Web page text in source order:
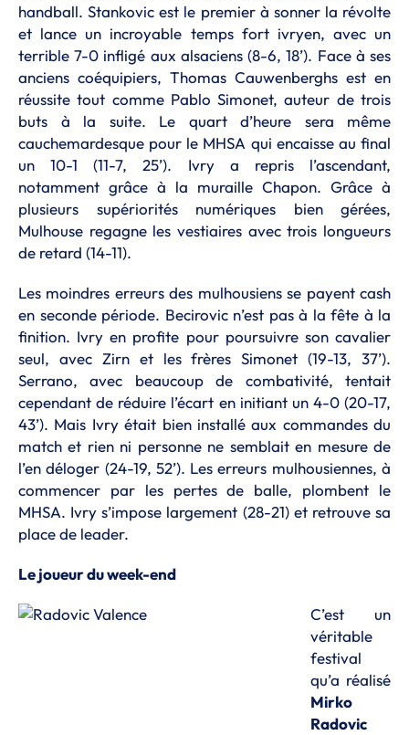
handball. Stankovic est le premier à sonner la révolte
et lance un incroyable temps fort ivryen, avec un
terrible 7-0 infligé aux alsaciens (8-6, 18’). Face à ses
anciens coéquipiers, Thomas Cauwenberghs est en
réussite tout comme Pablo Simonet, auteur de trois
buts à la suite. Le quart d’heure sera même
cauchemardesque pour le MHSA qui encaisse au final
un 10-1 (11-7, 25’). Ivry a repris l’ascendant,
notamment grâce à la muraille Chapon. Grâce à
plusieurs supériorités numériques bien gérées,
Mulhouse regagne les vestiaires avec trois longueurs
de retard (14-11).
Les moindres erreurs des mulhousiens se payent cash
en seconde période. Becirovic n’est pas à la fête à la
finition. Ivry en profite pour poursuivre son cavalier
seul, avec Zirn et les frères Simonet (19-13, 37’).
Serrano, avec beaucoup de combativité, tentait
cependant de réduire l’écart en initiant un 4-0 (20-17,
43’). Mais Ivry était bien installé aux commandes du
match et rien ni personne ne semblait en mesure de
l’en déloger (24-19, 52’). Les erreurs mulhousiennes, à
commencer par les pertes de balle, plombent le
MHSA. Ivry s’impose largement (28-21) et retrouve sa
place de leader.
Le joueur du week-end
C’est un
véritable
festival
qu’a réalisé
Mirko
Radovic